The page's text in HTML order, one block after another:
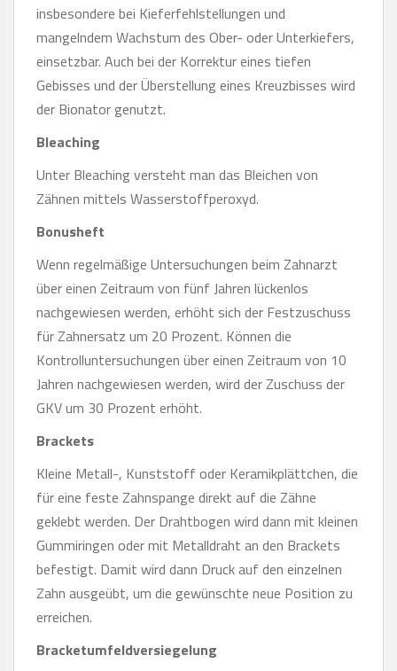
insbesondere bei Kieferfehlstellungen und
mangelndem Wachstum des Ober- oder Unterkiefers,
einsetzbar. Auch bei der Korrektur eines tiefen
Gebisses und der Überstellung eines Kreuzbisses wird
der Bionator genutzt.
Bleaching
Unter Bleaching versteht man das Bleichen von
Zähnen mittels Wasserstoffperoxyd.
Bonusheft
Wenn regelmäßige Untersuchungen beim Zahnarzt
über einen Zeitraum von fünf Jahren lückenlos
nachgewiesen werden, erhöht sich der Festzuschuss
für Zahnersatz um 20 Prozent. Können die
Kontrolluntersuchungen über einen Zeitraum von 10
Jahren nachgewiesen werden, wird der Zuschuss der
GKV um 30 Prozent erhöht.
Brackets
Kleine Metall-, Kunststoff oder Keramikplättchen, die
für eine feste Zahnspange direkt auf die Zähne
geklebt werden. Der Drahtbogen wird dann mit kleinen
Gummiringen oder mit Metalldraht an den Brackets
befestigt. Damit wird dann Druck auf den einzelnen
Zahn ausgeübt, um die gewünschte neue Position zu
erreichen.
Bracketumfeldversiegelung